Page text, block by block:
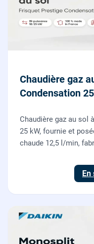
Chaudière gaz
Condensation
Chaudière gaz au sol
25 kW, fournie et
chaude 12,5 l/min,
En